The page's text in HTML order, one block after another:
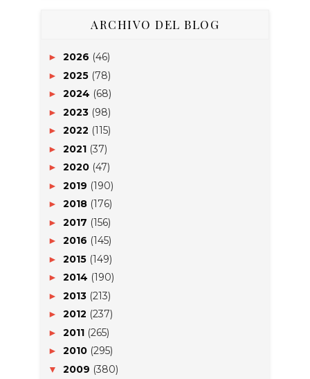
ARCHIVO DEL BLOG
► 2026 (46)
► 2025 (78)
► 2024 (68)
► 2023 (98)
► 2022 (115)
► 2021 (37)
► 2020 (47)
► 2019 (190)
► 2018 (176)
► 2017 (156)
► 2016 (145)
► 2015 (149)
► 2014 (190)
► 2013 (213)
► 2012 (237)
► 2011 (265)
► 2010 (295)
▼ 2009 (380)